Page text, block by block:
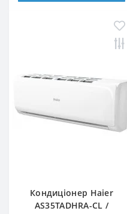
Кондиціонер Haier
AS35TADHRA-CL /